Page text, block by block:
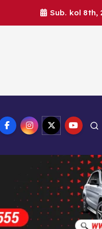
Sub. kol 8th,